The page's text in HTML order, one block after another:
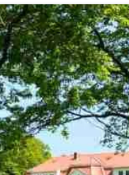
& Achtsamkeit,
Im Schloss